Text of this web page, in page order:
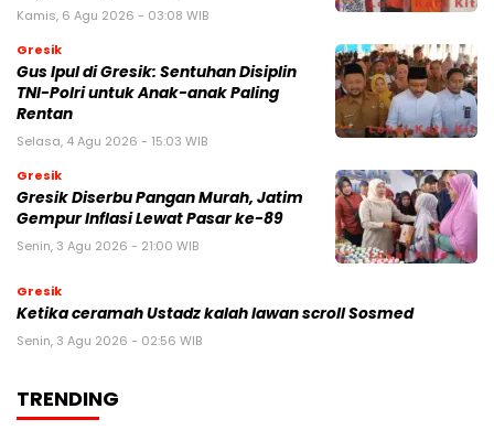
Kamis, 6 Agu 2026 - 03:08 WIB
Gresik
Gus Ipul di Gresik: Sentuhan Disiplin
TNI-Polri untuk Anak-anak Paling
Rentan
Selasa, 4 Agu 2026 - 15:03 WIB
Gresik
Gresik Diserbu Pangan Murah, Jatim
Gempur Inflasi Lewat Pasar ke-89
Senin, 3 Agu 2026 - 21:00 WIB
Gresik
Ketika ceramah Ustadz kalah lawan scroll Sosmed
Senin, 3 Agu 2026 - 02:56 WIB
TRENDING